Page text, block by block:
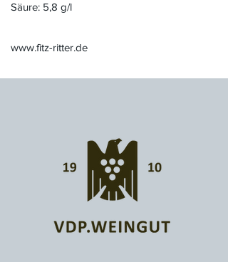
Säure: 5,8 g/l
www.fitz-ritter.de